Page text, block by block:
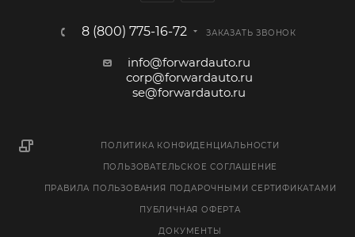
8 (800) 775-16-72 ЗАКАЗАТЬ ЗВОНОК
info@forwardauto.ru
corp@forwardauto.ru
se@forwardauto.ru
ПОЛИТИКА КОНФИДЕНЦИАЛЬНОСТИ
ПОЛЬЗОВАТЕЛЬСКОЕ СОГЛАШЕНИЕ
ПРАВИЛА ПОЛЬЗОВАНИЯ ПОДАРОЧНЫМИ СЕРТИФИКАТАМИ
ПУБЛИЧНАЯ ОФЕРТА
ДОКУМЕНТЫ